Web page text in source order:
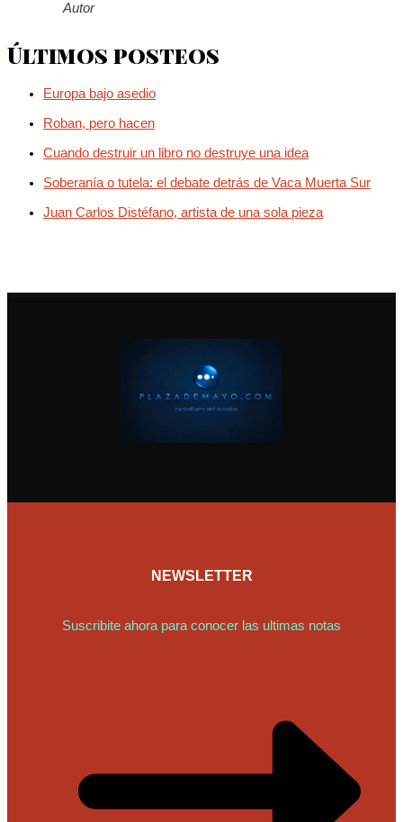
Autor
Últimos posteos
Europa bajo asedio
Roban, pero hacen
Cuando destruir un libro no destruye una idea
Soberanía o tutela: el debate detrás de Vaca Muerta Sur
Juan Carlos Distéfano, artista de una sola pieza
NEWSLETTER
Suscribite ahora para conocer las ultimas notas